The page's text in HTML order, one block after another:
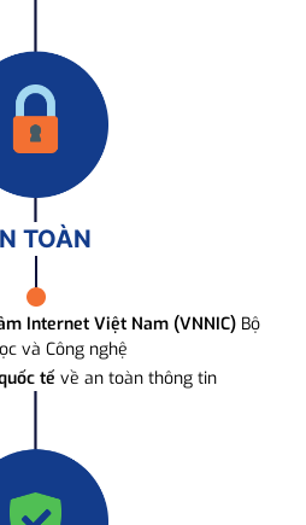
TOÀN
Internet Việt Nam (VNNIC) Bộ
và Công nghệ
tế về an toàn thông tin